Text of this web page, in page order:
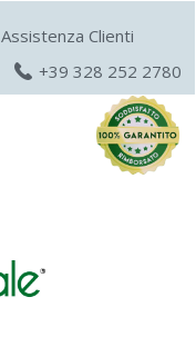
Assistenza Clienti
+39 328 252 2780